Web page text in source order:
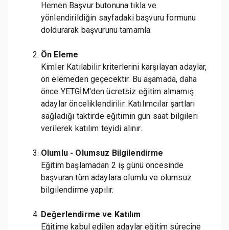
Hemen Başvur butonuna tıkla ve
yönlendirildiğin sayfadaki başvuru formunu
doldurarak başvurunu tamamla.
Ön Eleme
Kimler Katılabilir kriterlerini karşılayan adaylar,
ön elemeden geçecektir. Bu aşamada, daha
önce YETGİM'den ücretsiz eğitim almamış
adaylar önceliklendirilir. Katılımcılar şartları
sağladığı taktirde eğitimin gün saat bilgileri
verilerek katılım teyidi alınır.
Olumlu - Olumsuz Bilgilendirme
Eğitim başlamadan 2 iş günü öncesinde
başvuran tüm adaylara olumlu ve olumsuz
bilgilendirme yapılır.
Değerlendirme ve Katılım
Eğitime kabul edilen adaylar eğitim sürecine